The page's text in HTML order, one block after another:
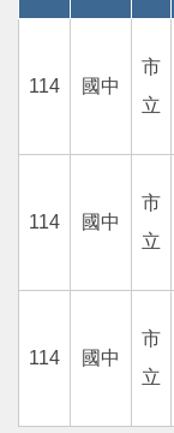
活動訊息
IEP
114 國中
市
立
114 國中
市
立
114 國中
市
立